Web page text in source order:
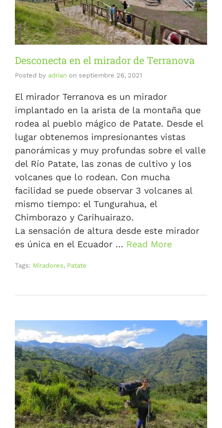
Desconecta en el mirador de Terranova
Posted by adrian on septiembre 26, 2021
El mirador Terranova es un mirador
implantado en la arista de la montaña que
rodea al pueblo mágico de Patate. Desde el
lugar obtenemos impresionantes vistas
panorámicas y muy profundas sobre el valle
del Río Patate, las zonas de cultivo y los
volcanes que lo rodean. Con mucha
facilidad se puede observar 3 volcanes al
mismo tiempo: el Tungurahua, el
Chimborazo y Carihuairazo.
La sensación de altura desde este mirador
es única en el Ecuador … Read More
Tags: Miradores, Patate